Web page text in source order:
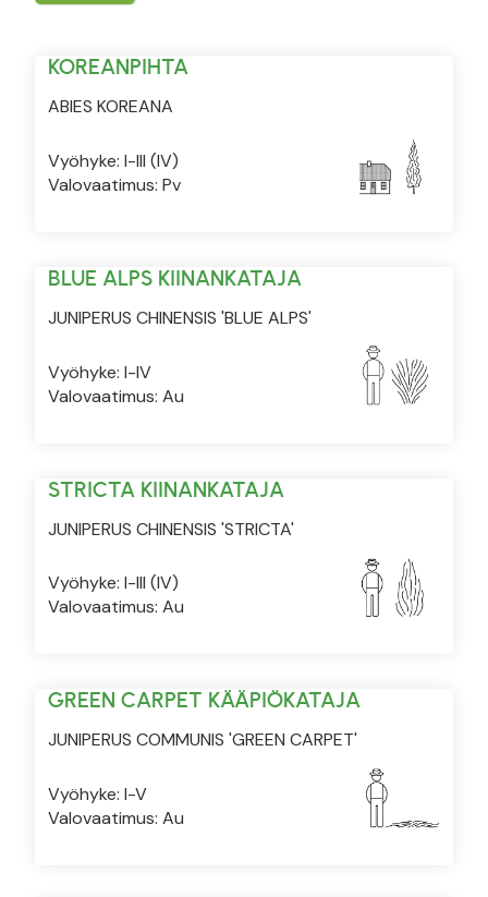
KOREANPIHTA
ABIES KOREANA
Vyöhyke: I-III (IV)
Valovaatimus: Pv
BLUE ALPS KIINANKATAJA
JUNIPERUS CHINENSIS 'BLUE ALPS'
Vyöhyke: I-IV
Valovaatimus: Au
STRICTA KIINANKATAJA
JUNIPERUS CHINENSIS 'STRICTA'
Vyöhyke: I-III (IV)
Valovaatimus: Au
GREEN CARPET KÄÄPIÖKATAJA
JUNIPERUS COMMUNIS 'GREEN CARPET'
Vyöhyke: I-V
Valovaatimus: Au